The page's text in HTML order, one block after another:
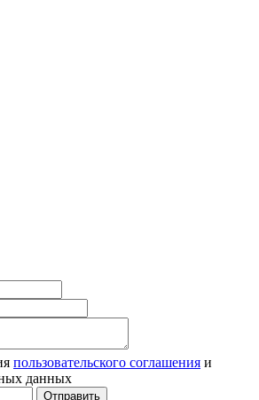
пользовательского соглашения и
данных
Отправить